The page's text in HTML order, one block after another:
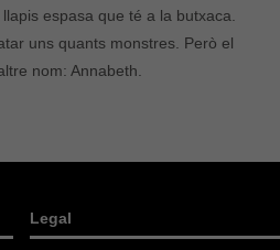
espasa que té a la butxaca.
uns quants monstres. Però el
nom: Annabeth.
Legal